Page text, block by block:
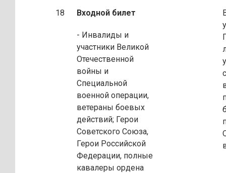
18 Входной билет
- Инвалиды и
участники Великой
Отечественной
войны и
Специальной
военной операции,
ветераны боевых
действий; Герои
Советского Союза,
Герои Российской
Федерации, полные
кавалеры ордена